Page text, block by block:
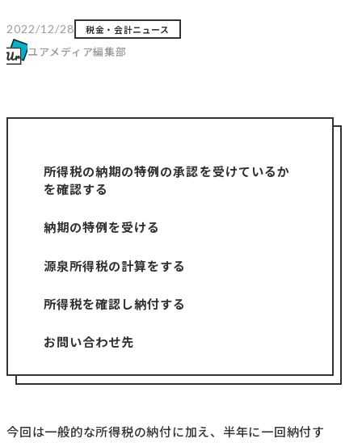
2022/12/28 税金・会計ニュース
ユアメディア編集部
所得税の納期の特例の承認を受けているか
を確認する
納期の特例を受ける
源泉所得税の計算をする
所得税を確認し納付する
お問い合わせ先
今回は一般的な所得税の納付に加え、半年に一回納付す